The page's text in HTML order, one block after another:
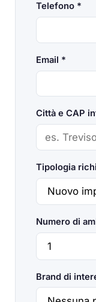
Telefono *
Email *
Città e CAP
Tipologia
Numero di
Brand di